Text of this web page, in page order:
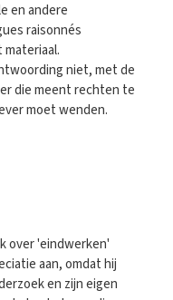
en andere
raisonnés
niet, met de
die meent rechten te
moet wenden.
over 'eindwerken'
aan, omdat hij
en zijn eigen